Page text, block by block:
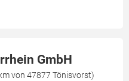
GmbH
von 47877 Tönisvorst)